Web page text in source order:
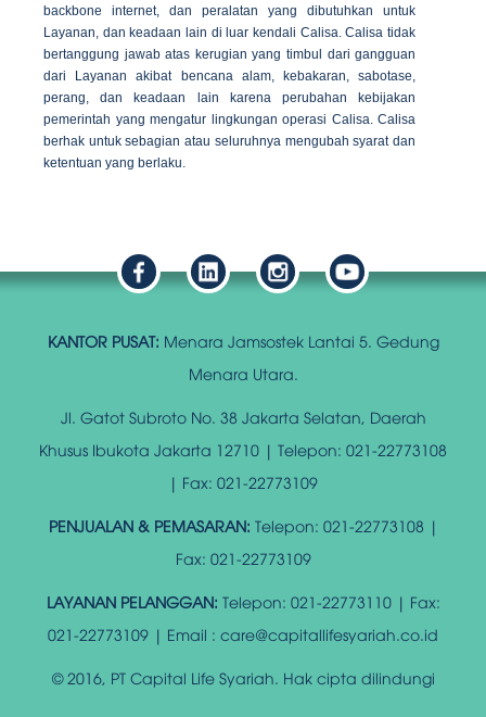
backbone internet, dan peralatan yang dibutuhkan untuk
Layanan, dan keadaan lain di luar kendali Calisa. Calisa tidak
bertanggung jawab atas kerugian yang timbul dari gangguan
dari Layanan akibat bencana alam, kebakaran, sabotase,
perang, dan keadaan lain karena perubahan kebijakan
pemerintah yang mengatur lingkungan operasi Calisa. Calisa
berhak untuk sebagian atau seluruhnya mengubah syarat dan
ketentuan yang berlaku.
KANTOR PUSAT: Menara Jamsostek Lantai 5. Gedung
Menara Utara.
Jl. Gatot Subroto No. 38 Jakarta Selatan, Daerah
Khusus Ibukota Jakarta 12710 | Telepon: 021-22773108
| Fax: 021-22773109
PENJUALAN & PEMASARAN: Telepon: 021-22773108 |
Fax: 021-22773109
LAYANAN PELANGGAN: Telepon: 021-22773110 | Fax:
021-22773109 | Email : care@capitallifesyariah.co.id
© 2016, PT Capital Life Syariah. Hak cipta dilindungi